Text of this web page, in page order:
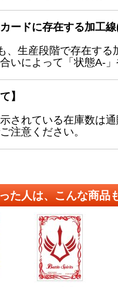
ードに存在する加工
、生産段階で存在す
いによって「状態A-
】
されている在庫数は
注意ください。
た人は、こんな商品